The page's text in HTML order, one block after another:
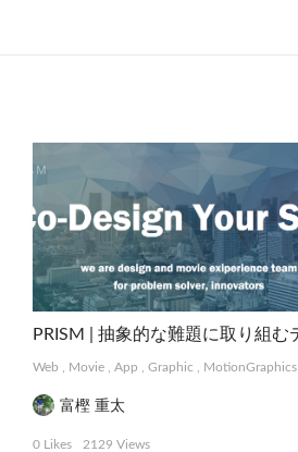
Package, Book,Photograph
Web Movie ,App ,Graphic MotionGraphics
富樫 重太
0 Likes 2129 Views